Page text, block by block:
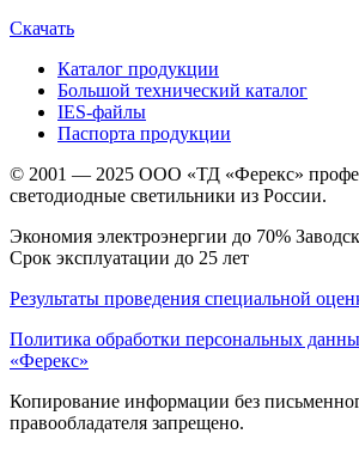
Скачать
Каталог продукции
Большой технический каталог
IES-файлы
Паспорта продукции
© 2001 — 2025 ООО «ТД «Ферекс»
светодиодные светильники из России.
Экономия электроэнергии до 70%
Срок эксплуатации до 25 лет
Результаты проведения специальной
Политика обработки персональных
«Ферекс»
Копирование информации без
правообладателя запрещено.